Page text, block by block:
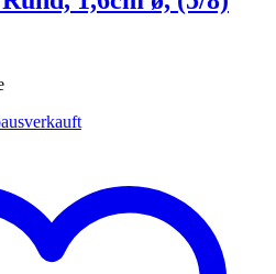
ausverkauft